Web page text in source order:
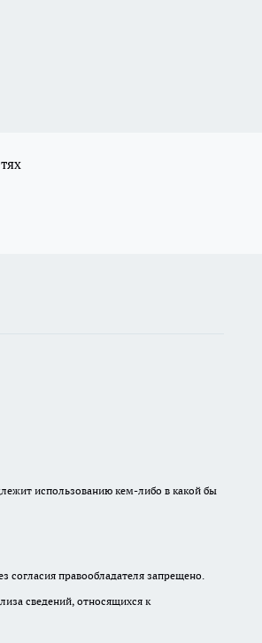
использованию кем-либо в какой бы
согласия правообладателя запрещено.
сведений, относящихся к